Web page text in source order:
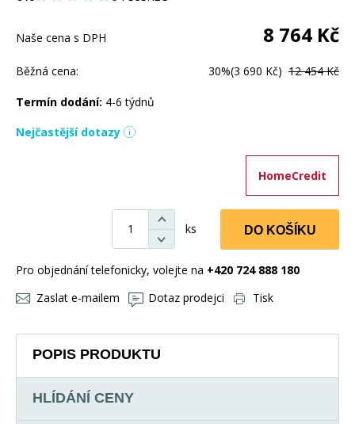
Naše cena s DPH 8 764 Kč
Běžná cena: 30%(3 690 Kč) 12 454 Kč
Termín dodání: 4-6 týdnů
Nejčastější dotazy
HomeCredit
ks DO KOŠÍKU
Pro objednání telefonicky, volejte na +420 724 888 180
Zaslat e-mailem
Dotaz prodejci Tisk
POPIS PRODUKTU
HLÍDÁNÍ CENY